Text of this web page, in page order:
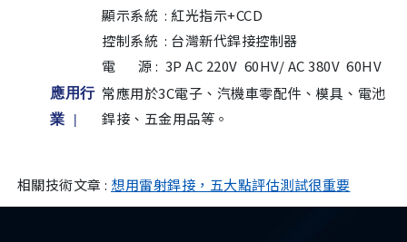
顯示系統 : 紅光指示+CCD
控制系統 : 台灣新代銲接控制器
電 源 : 3P AC 220V 60HV/ AC 380V 60HV
應用行
業 |
常應用於3C電子、汽機車零配件、模具、電池
銲接、五金用品等。
相關技術文章 : 想用雷射銲接，五大點評估測試很重要